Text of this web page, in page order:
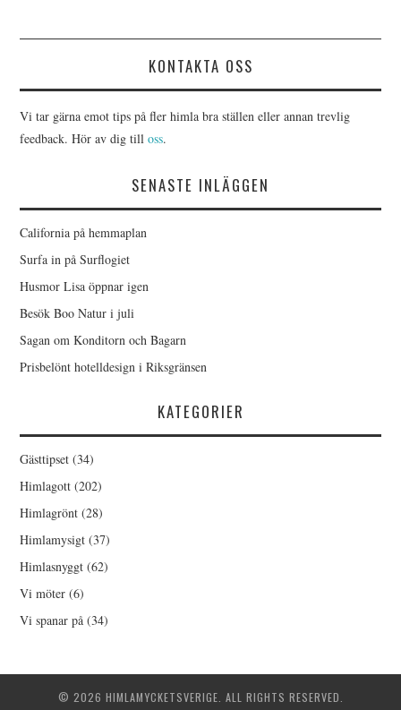
KONTAKTA OSS
Vi tar gärna emot tips på fler himla bra ställen eller annan trevlig
feedback. Hör av dig tilloss.
SENASTE INLÄGGEN
California på hemmaplan
Surfa in på Surflogiet
Husmor Lisa öppnar igen
Besök Boo Natur i juli
Sagan om Konditorn och Bagarn
Prisbelönt hotelldesign i Riksgränsen
KATEGORIER
Gästtipset (34)
Himlagott (202)
Himlagrönt (28)
Himlamysigt (37)
Himlasnyggt (62)
Vi möter (6)
Vi spanar på (34)
© 2026 HIMLAMYCKETSVERIGE. ALL RIGHTS RESERVED.